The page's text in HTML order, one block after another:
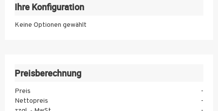
11
Ihre Konfiguration
Keine Optionen gewählt
Preisberechnung
Preis
-
Nettopreis
-